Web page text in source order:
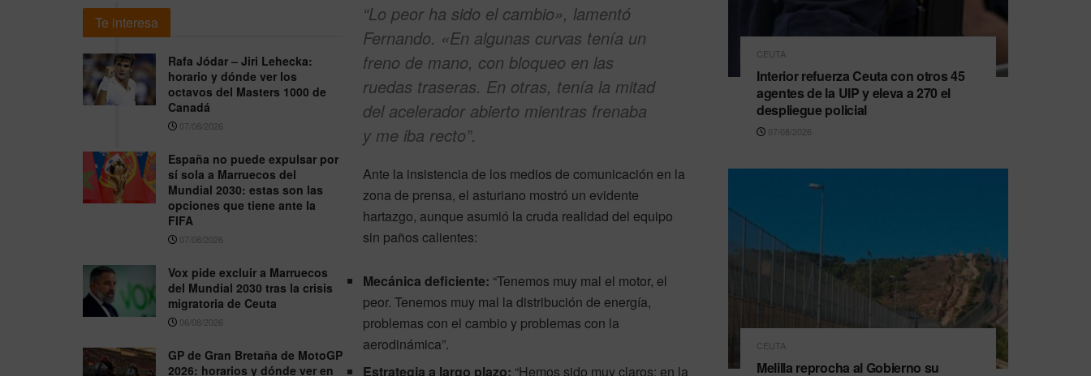
Te interesa
Rafa Jódar – Jiri Lehecka:
horario y dónde ver los
octavos del Masters 1000 de
Canadá
07/08/2026
España no puede expulsar por
sí sola a Marruecos del
Mundial 2030: estas son las
opciones que tiene ante la
FIFA
07/08/2026
Vox pide excluir a Marruecos
del Mundial 2030 tras la crisis
migratoria de Ceuta
06/08/2026
GP de Gran Bretaña de MotoGP
2026: horarios y dónde ver en
“Lo peor ha sido el cambio», lamentó
Fernando. «En algunas curvas tenía un
freno de mano, con bloqueo en las
ruedas traseras. En otras, tenía la mitad
del acelerador abierto mientras frenaba
y me iba recto”.
Ante la insistencia de los medios de comunicación en la
zona de prensa, el asturiano mostró un evidente
hartazgo, aunque asumió la cruda realidad del equipo
sin paños calientes:
Mecánica deficiente: “Tenemos muy mal el motor, el
peor. Tenemos muy mal la distribución de energía,
problemas con el cambio y problemas con la
aerodinámica”.
Estrategia a largo plazo: “Hemos sido muy claros: en la
CEUTA
Interior refuerza Ceuta con otros 45
agentes de la UIP y eleva a 270 el
despliegue policial
07/08/2026
CEUTA
Melilla reprocha al Gobierno su